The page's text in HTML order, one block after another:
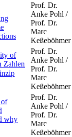
Prof. Dr.
Anke Pohl /
Prof. Dr.
Marc
Keßeböhmer
of
Zahlen
Prof. Dr.
Anke Pohl /
Prof. Dr.
Marc
Keßeböhmer
why
Prof. Dr.
Anke Pohl /
Prof. Dr.
Marc
Keßeböhmer